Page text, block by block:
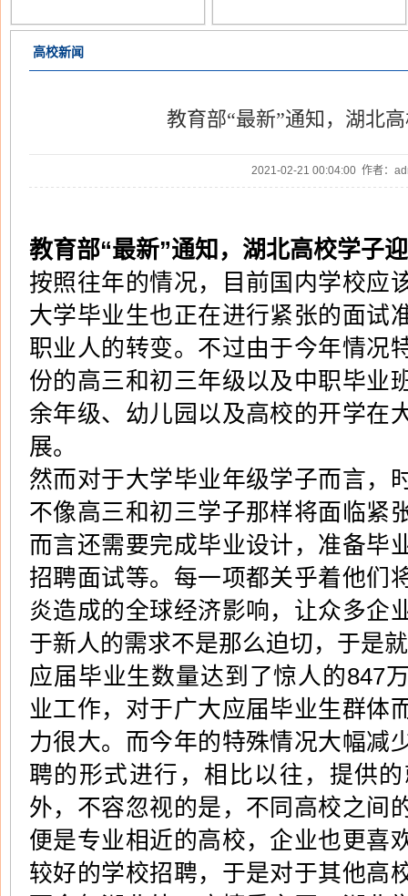
高校新闻
教育部“最新”通知，湖北
2021-02-21 00:04:00 作者：
教育部“最新”通知，湖北高校学子
按照往年的情况，目前国内学校应
大学毕业生也正在进行紧张的面试
职业人的转变。不过由于今年情况
份的高三和初三年级以及中职毕业
余年级、幼儿园以及高校的开学在
展。
然而对于大学毕业年级学子而言，
不像高三和初三学子那样将面临紧
而言还需要完成毕业设计，准备毕
招聘面试等。每一项都关乎着他们
炎造成的全球经济影响，让众多企
于新人的需求不是那么迫切，于是
应届毕业生数量达到了惊人的847
业工作，对于广大应届毕业生群体
力很大。而今年的特殊情况大幅减
聘的形式进行，相比以往，提供
外，不容忽视的是，不同高校之间
便是专业相近的高校，企业也更喜
较好的学校招聘，于是对于其他高